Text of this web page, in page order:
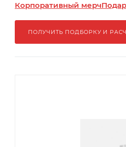
Корпоративный мерч
ПОЛУЧИТЬ ПОДБОРКУ И